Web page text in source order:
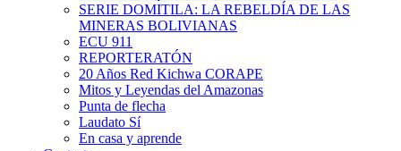
SERIE DOMITILA: LA REBELDÍA DE LAS
MINERAS BOLIVIANAS
ECU 911
REPORTERATÓN
20 Años Red Kichwa CORAPE
Mitos y Leyendas del Amazonas
Punta de flecha
Laudato Sí
En casa y aprende